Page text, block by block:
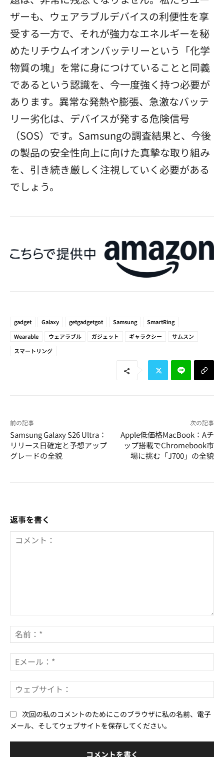
ザーも、ウェアラブルデバイスの利便性を享
受する一方で、それが強力なエネルギーを秘
めたリチウムイオンバッテリーという「化学
物質の塊」を常に身につけていることと同義
であるという認識を、今一度強く持つ必要が
あります。異常な発熱や膨張、急激なバッテ
リー劣化は、デバイスが発する危険信号
（SOS）です。Samsungの調査結果と、今後
の製品の安全性向上に向けた真摯な取り組み
を、引き続き厳しく注視していく必要がある
でしょう。
gadget Galaxy getgadgetgot Samsung
SmartRing
Wearable
ウェアラブル ガジェット ギャラクシー
サムスン
スマートリング
前の記事
Samsung Galaxy S26 Ultra：
リリース日確定と予想アップ
グレードの全貌
次の記事
Apple低価格MacBook：Aチ
ップ搭載でChromebook市
場に挑む「J700」の全貌
返事を書く
メ
ン
ト：
前
*
メ
ー
*ェ
次回の私のコメントのためにこのブラウザに私の名前、電子
メール、そしてウェブサイトを保存してください。